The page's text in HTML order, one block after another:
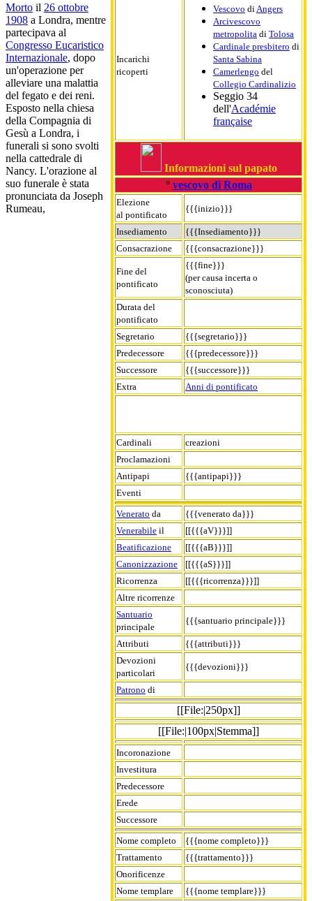
Incarichi
ricoperti
Vescovo di Angers
Arcivescovo
metropolita di Tolosa
Cardinale presbitero di
Santa Sabina
Camerlengo del
Collegio Cardinalizio
Seggio 34
dell'Académie
française
Informazioni sul papato
° vescovo di Roma
Elezione
al pontificato
{{{inizio}}}
Insediamento
{{{Insediamento}}}
Consacrazione
{{{consacrazione}}}
Fine del
pontificato
{{{fine}}}
(per causa incerta o
sconosciuta)
Durata del
pontificato
Segretario
{{{segretario}}}
Predecessore
{{{predecessore}}}
Successore
{{{successore}}}
Extra
Anni di pontificato
Cardinali
creazioni
Proclamazioni
Antipapi
{{{antipapi}}}
Eventi
Venerato da
{{{venerato da}}}
Venerabile il
[[{{{aV}}}]]
Beatificazione
[[{{{aB}}}]]
Canonizzazione
[[{{{aS}}}]]
Ricorrenza
[[{{{ricorrenza}}}]]
Altre ricorrenze
Santuario
principale
{{{santuario principale}}}
Attributi
{{{attributi}}}
Devozioni
particolari
{{{devozioni}}}
Patrono di
[[File:|250px]]
[[File:|100px|Stemma]]
Incoronazione
Investitura
Predecessore
Erede
Successore
Nome completo
{{{nome completo}}}
Trattamento
{{{trattamento}}}
Onorificenze
Nome templare
{{{nome templare}}}
Morto il 26 ottobre
1908 a Londra, mentre
partecipava al
Congresso Eucaristico
Internazionale, dopo
un'operazione per
alleviare una malattia
del fegato e dei reni.
Esposto nella chiesa
della Compagnia di
Gesù a Londra, i
funerali si sono svolti
nella cattedrale di
Nancy. L'orazione al
suo funerale è stata
pronunciata da Joseph
Rumeau,